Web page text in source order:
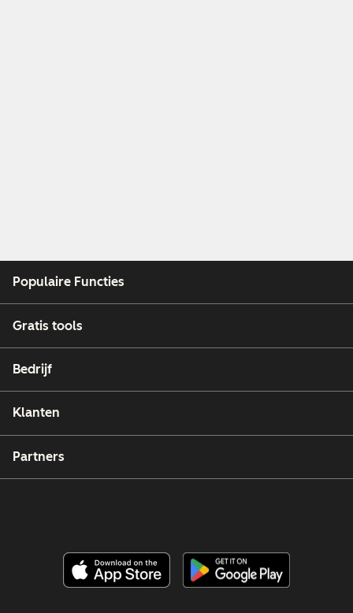
Populaire Functies
Gratis tools
Bedrijf
Klanten
Partners